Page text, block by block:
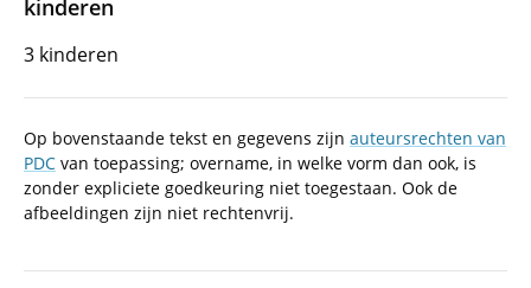
kinderen
3 kinderen
Op bovenstaande tekst en gegevens zijn auteursrechten van
PDC van toepassing; overname, in welke vorm dan ook, is
zonder expliciete goedkeuring niet toegestaan. Ook de
afbeeldingen zijn niet rechtenvrij.